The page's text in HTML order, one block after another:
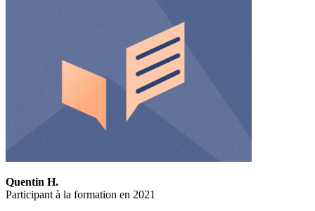
Quentin H.
Participant à la formation en 2021